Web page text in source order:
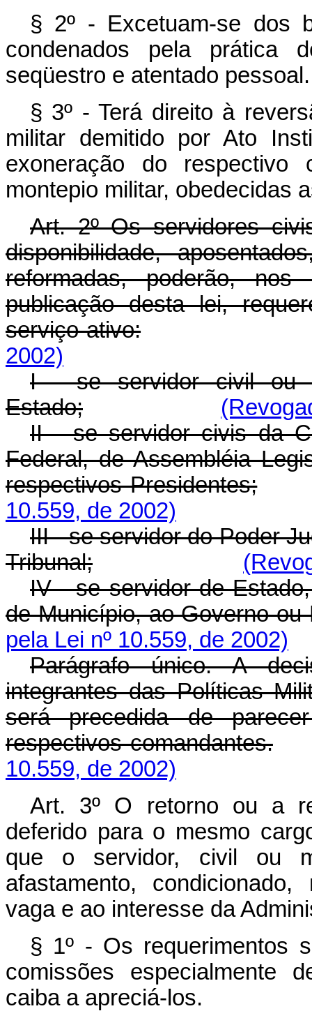
§ 2º - Excetuam-se dos
condenados pela prática
seqüestro e atentado pessoal.
§ 3º - Terá direito à
militar demitido por Ato
exoneração do respectivo
montepio militar, obedecidas
Art. 2º Os servidores
disponibilidade,
reformadas, poderão,
publicação desta lei,
serviço ativo:
2002)
I - se servidor civil ou
Estado;
II - se servidor civis da
Federal, de Assembléia
respectivos Presidentes;
10.559, de 2002)
III - se servidor do Poder
Tribunal;
IV - se servidor de
de Município, ao Governo ou
pela Lei nº 10.559, de 2002)
Parágrafo único. A
integrantes das Políticas
será precedida de
respectivos comandantes.
10.559, de 2002)
Art. 3º O retorno ou a
deferido para o mesmo
que o servidor, civil ou
afastamento,
vaga e ao interesse da
§ 1º - Os requerimentos
comissões especialmente
caiba a apreciá-los.